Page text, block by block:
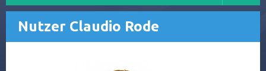
Nutzer Claudio Rode